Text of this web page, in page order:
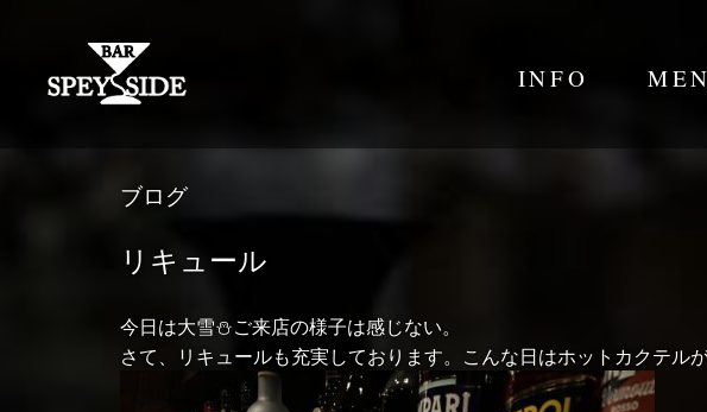
INFO
ブログ
リキュール
今日は大雪⛄️ご来店の様子は感じない。
さて、リキュールも充実しております。こんな日はホットカクテルが